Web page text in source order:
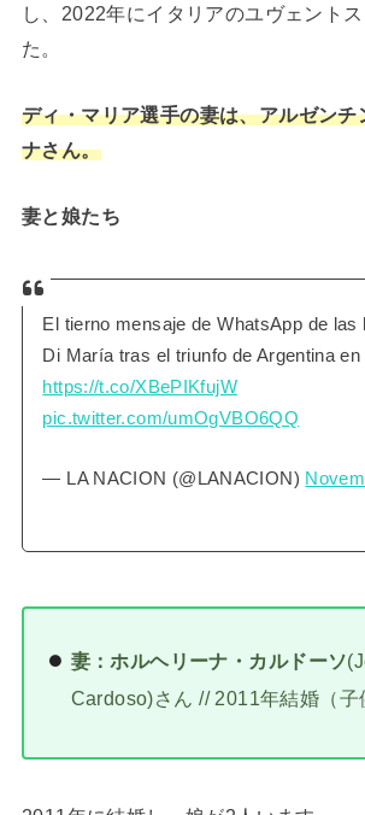
し、2022年にイタリアのユヴェント
た。
ディ・マリア選手の妻は、アルゼンチ
ナさん。
妻と娘たち
El tierno mensaje de WhatsApp de las
Di María tras el triunfo de Argentina
https://t.co/XBePIKfujW
pic.twitter.com/umOgVBO6QQ
— LA NACION (@LANACION)
妻：ホルヘリーナ・カルドーソ
Cardoso)さん // 2011年結婚（子